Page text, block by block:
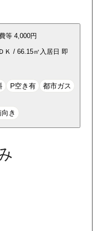
等 4,000円
Ｋ / 66.15㎡ 入居日 即
P空き有 都市ガス
き